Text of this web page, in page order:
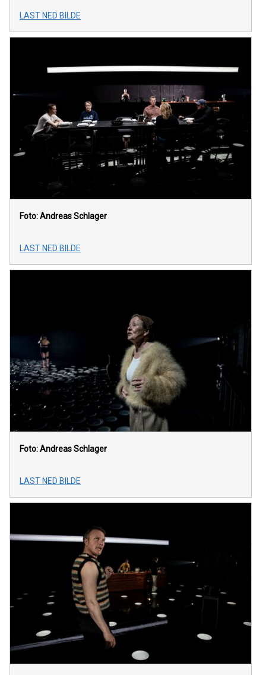
LAST NED BILDE
Foto: Andreas Schlager
LAST NED BILDE
Foto: Andreas Schlager
LAST NED BILDE